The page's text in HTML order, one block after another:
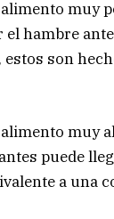
muy
el hambre
son
muy
puede
a una